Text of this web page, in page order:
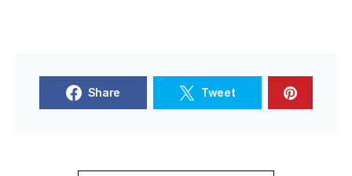
Share Tweet